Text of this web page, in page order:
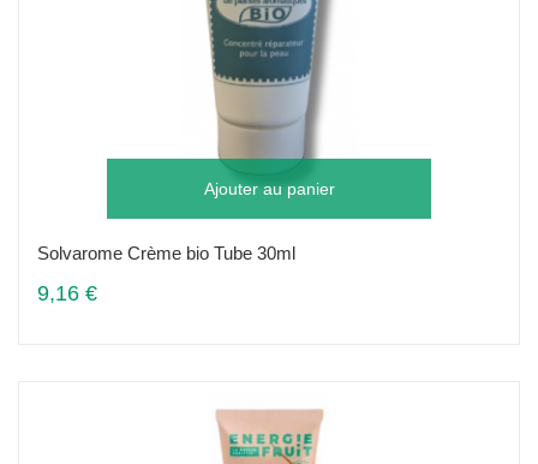
Ajouter au panier
Solvarome Crème bio Tube 30ml
9,16 €